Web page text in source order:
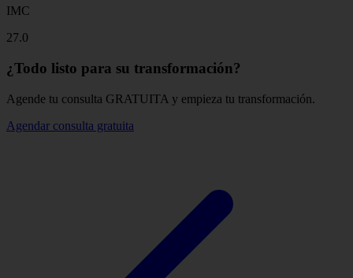
IMC
27.0
¿Todo listo para su transformación?
Agende tu consulta GRATUITA y empieza tu transformación.
Agendar consulta gratuita